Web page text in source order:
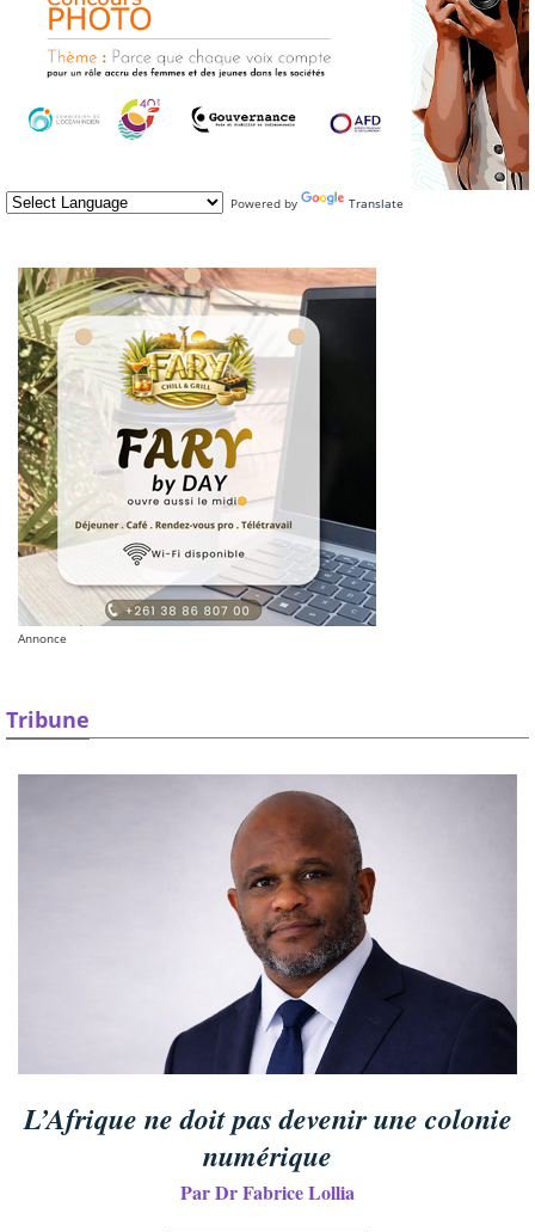
Powered by Translate
Annonce
Tribune
L’Afrique ne doit pas devenir une colonie
numérique
Par Dr Fabrice Lollia